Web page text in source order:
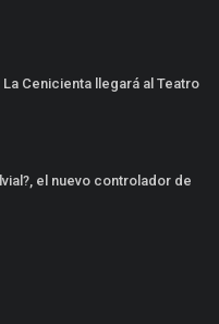
La Cenicienta llegará al Teatro
el nuevo controlador de